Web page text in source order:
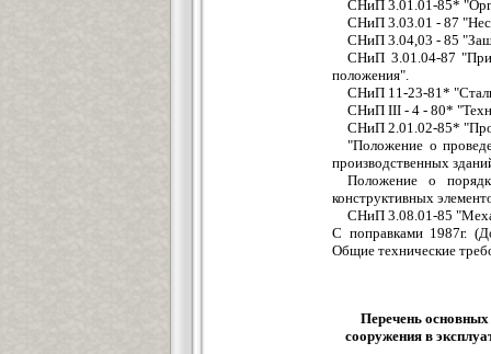
СНиП 3.01.01-85*
СНиП 3.03.01 - 87
СНиП 3.04,03 - 85
СНиП 3.01.04-87
положения".
СНиП 11-23-81*
СНиП III - 4 - 80*
СНиП 2.01.02-85*
"Положение о
производственных
Положение о
конструктивных
СНиП 3.08.01-85
С поправками 1987г.
Общие технические
Перечень
сооружения в